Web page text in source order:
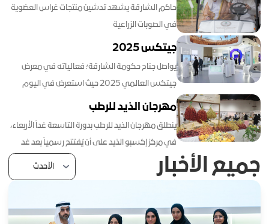
حاكم الشارقة يشهد تدشين منتجات غراس العضوية
في الصوبات الزراعية
جيتكس 2025
يواصل جناح حكومة الشارقة؛ فعالياته في معرض
جيتكس العالمي 2025 حيث استعرض في اليوم
الثاني مجموعة من المشاريع والتجارب الرقمية
المبتكرة التي تعيد تعريف الاستدامة البيئية عبر حلول
ذكية تجمع بين الغذاء والصحة وجودة البيئة برؤية ترسّخ
شعار تكامل تقني محوره الإنسان تواصلت فعاليات
جناح حكومة الشارقة في معرض جيتكس العالمي
التجاري العالمي حيث استعرض الجناح مجموعة من
المشاريع الرقمية المبتكرة التي تعيد تعريف
مهرجان الذيد للرطب
ينطلق مهرجان الذيد للرطب بدورة التاسعة غداً الأربعاء،
في مركز إكسبو الذيد على أن يُفتتح رسمياً بعد غد
الخميس لتستمر فعالياته حتى 27 يوليو الجاري
بمشاركة واسعة من كبار مزارعي النخيل ومنتجي
الحكومية والخاصة ذات العلاقة بالقطاع الزراعي
جميع الأخبار